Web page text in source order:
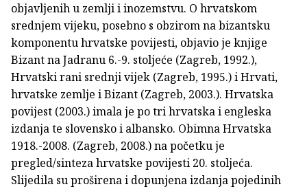
objavljenih u zemlji i inozemstvu. O hrvatskom
srednjem vijeku, posebno s obzirom na bizantsku
komponentu hrvatske povijesti, objavio je knjige
Bizant na Jadranu 6.-9. stoljeće (Zagreb, 1992.),
Hrvatski rani srednji vijek (Zagreb, 1995.) i Hrvati,
hrvatske zemlje i Bizant (Zagreb, 2003.). Hrvatska
povijest (2003.) imala je po tri hrvatska i engleska
izdanja te slovensko i albansko. Obimna Hrvatska
1918.-2008. (Zagreb, 2008.) na početku je
pregled/sinteza hrvatske povijesti 20. stoljeća.
Slijedila su proširena i dopunjena izdanja pojedinih